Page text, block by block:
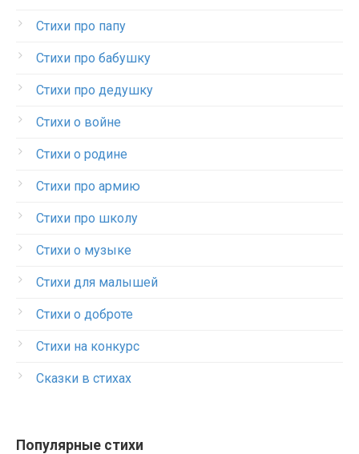
Стихи про папу
Стихи про бабушку
Стихи про дедушку
Стихи о войне
Стихи о родине
Стихи про армию
Стихи про школу
Стихи о музыке
Стихи для малышей
Стихи о доброте
Стихи на конкурс
Сказки в стихах
Популярные стихи